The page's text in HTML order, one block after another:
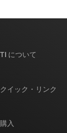
TI について
クイック・リンク
購入